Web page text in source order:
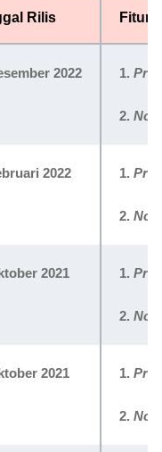
Rilis Fitur
2022 1.
2. No
2022 1.
2. No
2021 1.
2. No
2021 1.
2. No